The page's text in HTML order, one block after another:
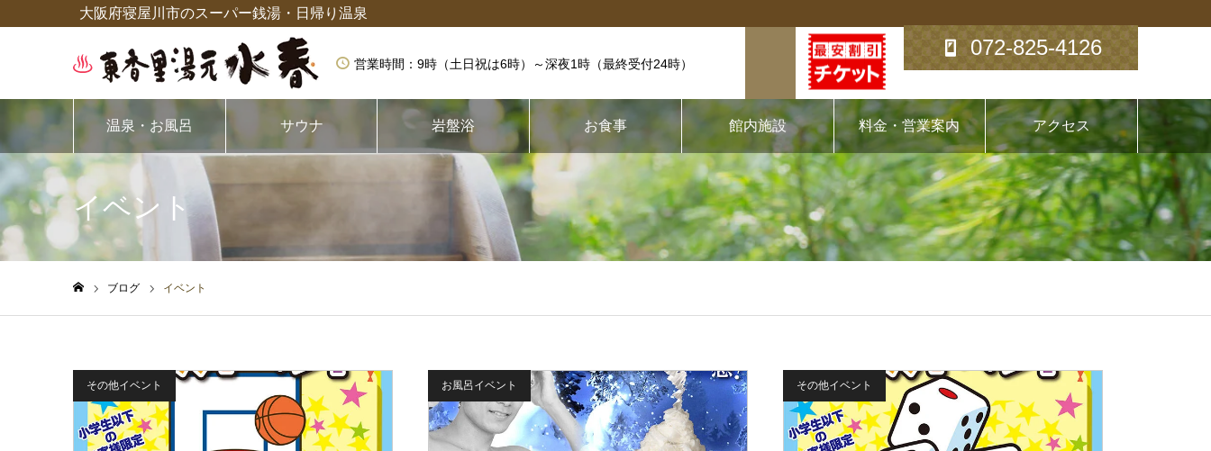
大阪府寝屋川市のスーパー銭湯・日帰り温泉
営業時間：9時（土日祝は6時） ～深夜1時（最終受付24時）
072-825-4126
温泉・お風呂 サウナ 岩盤浴 お食事 館内施設 料金・営業案内 アクセス
イベント
ブログ イベント
その他イベント お風呂イベント その他イベント